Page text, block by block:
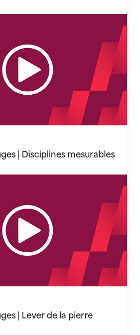
| Disciplines mesurables
| Lever de la pierre